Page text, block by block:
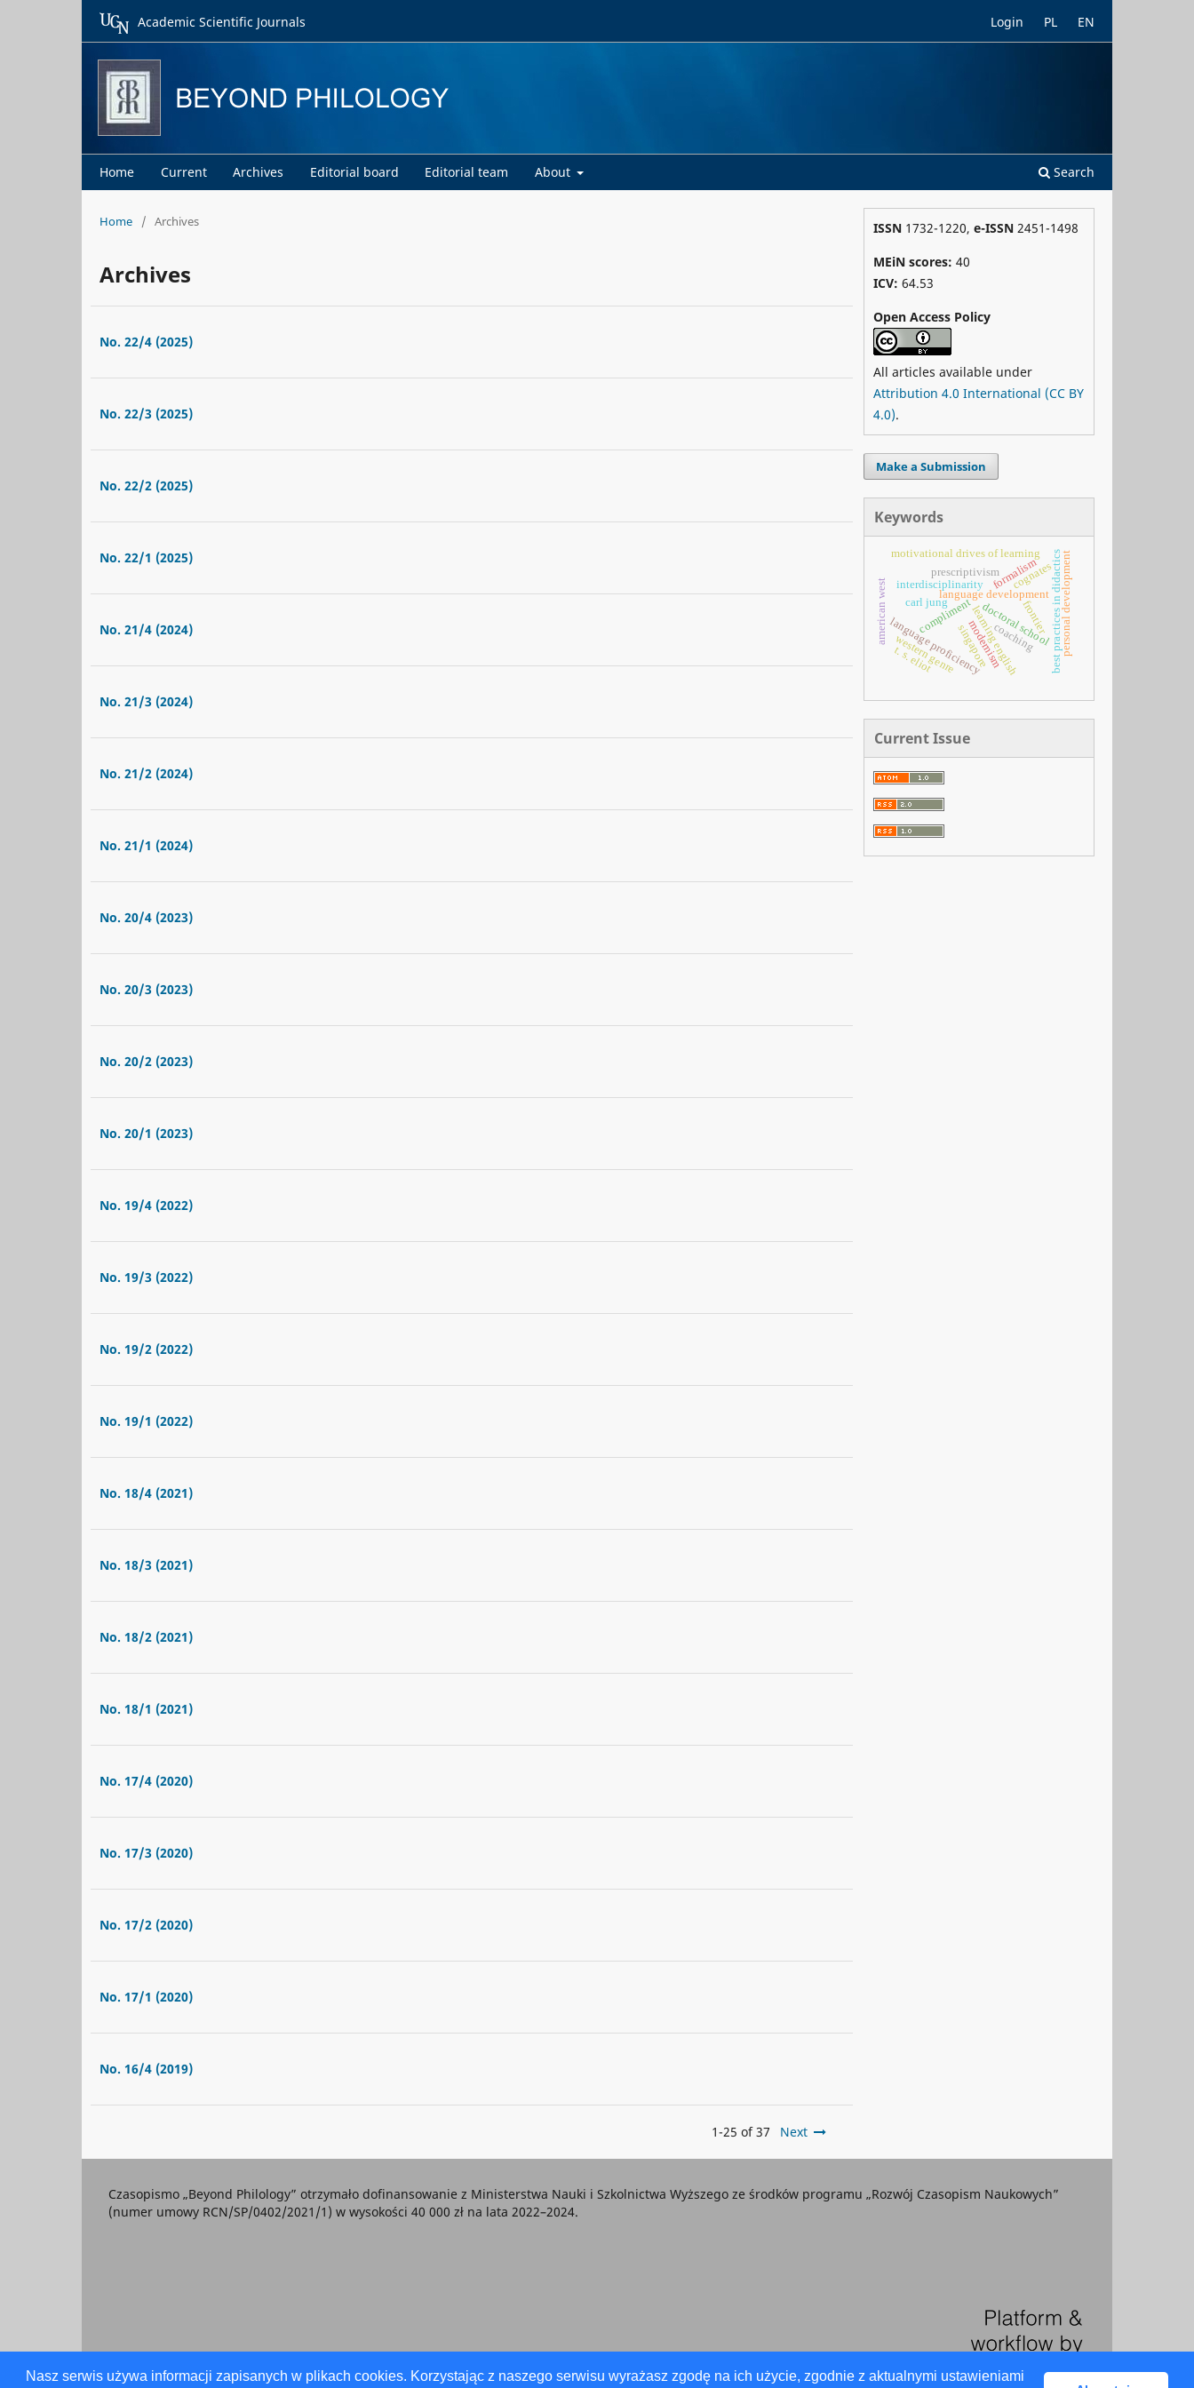
Nasz serwis używa informacji zapisanych w plikach cookies. Korzystając z naszego serwisu wyrażasz zgodę na ich użycie, zgodnie z aktualnymi ustawieniami
Home Current Archives Editorial board Editorial team About Search
Login PL EN
Academic Scientific Journals
Home / Archives
Archives
No. 22/4 (2025)
No. 22/3 (2025)
No. 22/2 (2025)
No. 22/1 (2025)
No. 21/4 (2024)
No. 21/3 (2024)
No. 21/2 (2024)
No. 21/1 (2024)
No. 20/4 (2023)
No. 20/3 (2023)
No. 20/2 (2023)
No. 20/1 (2023)
No. 19/4 (2022)
No. 19/3 (2022)
No. 19/2 (2022)
No. 19/1 (2022)
No. 18/4 (2021)
No. 18/3 (2021)
No. 18/2 (2021)
No. 18/1 (2021)
No. 17/4 (2020)
No. 17/3 (2020)
No. 17/2 (2020)
No. 17/1 (2020)
No. 16/4 (2019)
1-25 of 37 Next
ISSN 1732-1220, e-ISSN 2451-1498
MEiN scores: 40
ICV: 64.53
Open Access Policy
All articles available under
Attribution 4.0 International (CC BY
4.0).
Make a Submission
Keywords
compliment
coaching
language development
learning english
language proficiency
interdisciplinarity
doctoral schoolbest practices in didacticspersonal development
singapore
prescriptivismformalism
motivational drives of learning
western genre
frontier
american west carl jung
modernism
t. s. eliot
cognates
Current Issue
Czasopismo „Beyond Philology” otrzymało dofinansowanie z Ministerstwa Nauki i Szkolnictwa Wyższego ze środków programu „Rozwój Czasopism Naukowych”
(numer umowy RCN/SP/0402/2021/1) w wysokości 40 000 zł na lata 2022–2024.